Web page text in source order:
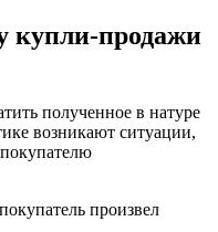
купли-продажи
полученное в натуре
возникают ситуации,
произвел